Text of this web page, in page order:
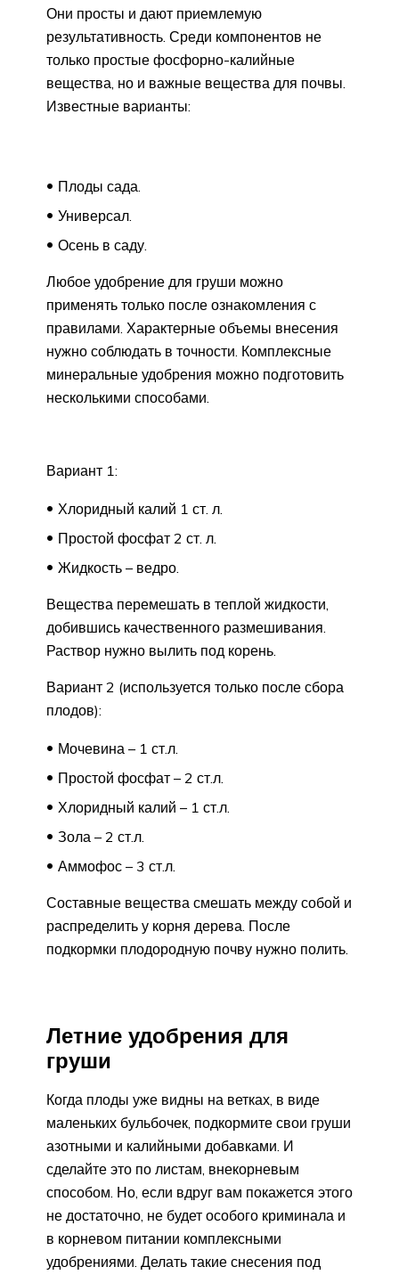
Они просты и дают приемлемую
результативность. Среди компонентов не
только простые фосфорно-калийные
вещества, но и важные вещества для почвы.
Известные варианты:
Плоды сада.
Универсал.
Осень в саду.
Любое удобрение для груши можно
применять только после ознакомления с
правилами. Характерные объемы внесения
нужно соблюдать в точности. Комплексные
минеральные удобрения можно подготовить
несколькими способами.
Вариант 1:
Хлоридный калий 1 ст. л.
Простой фосфат 2 ст. л.
Жидкость – ведро.
Вещества перемешать в теплой жидкости,
добившись качественного размешивания.
Раствор нужно вылить под корень.
Вариант 2 (используется только после сбора
плодов):
Мочевина – 1 ст.л.
Простой фосфат – 2 ст.л.
Хлоридный калий – 1 ст.л.
Зола – 2 ст.л.
Аммофос – 3 ст.л.
Составные вещества смешать между собой и
распределить у корня дерева. После
подкормки плодородную почву нужно полить.
Летние удобрения для
груши
Когда плоды уже видны на ветках, в виде
маленьких бульбочек, подкормите свои груши
азотными и калийными добавками. И
сделайте это по листам, внекорневым
способом. Но, если вдруг вам покажется этого
не достаточно, не будет особого криминала и
в корневом питании комплексными
удобрениями. Делать такие снесения под